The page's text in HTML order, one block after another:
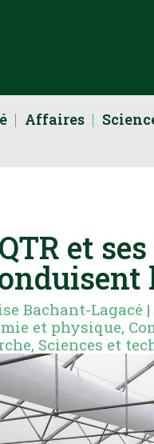
Affaires
et
Bachant-Lagacé |
et physique,
, Sciences et